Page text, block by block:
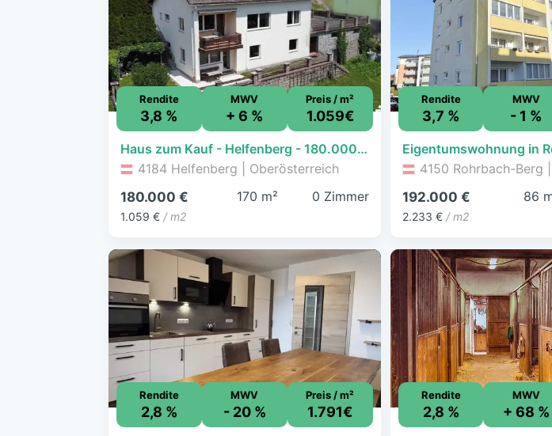
Rendite
3,8 %
MWV
+ 6 %
Preis / m²
1.059€
Haus zum Kauf - Helfenberg - 180.000 € - 170 m², 1.265 m² Grundstück
4184 Helfenberg | Oberösterreich
180.000 €
1.059 € / m2
170 m² 0 Zimmer
Rendite
3,7 %
MWV
- 1 %
Eigentumswohnung in
4150 Rohrbach-Berg
192.000 €
2.233 €/ m2
86
Rendite
2,8 %
MWV
- 20 %
Preis / m²
1.791€
Rendite
2,8 %
MWV
+ 68 %